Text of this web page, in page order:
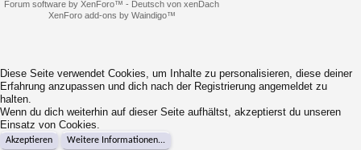
Forum software by XenForo™ - Deutsch von xenDach
XenForo add-ons by Waindigo™
Diese Seite verwendet Cookies, um Inhalte zu personalisieren, diese deiner
Erfahrung anzupassen und dich nach der Registrierung angemeldet zu
halten.
Wenn du dich weiterhin auf dieser Seite aufhältst, akzeptierst du unseren
Einsatz von Cookies.
Akzeptieren Weitere Informationen...